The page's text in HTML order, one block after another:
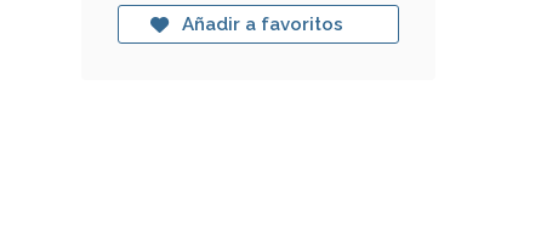
Añadir a favoritos